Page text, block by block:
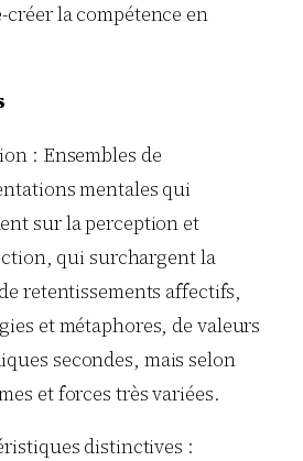
créer la compétence en
: Ensembles de
mentales qui
sur la perception et
qui surchargent la
retentissements affectifs,
et métaphores, de valeurs
secondes, mais selon
et forces très variées.
distinctives :